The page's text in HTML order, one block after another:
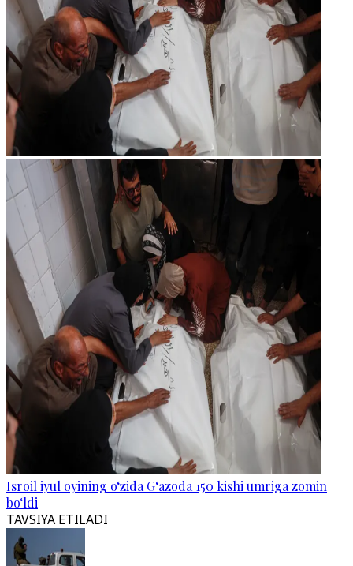
Isroil iyul oyining o‘zida G‘azoda 150 kishi umriga zomin
bo‘ldi
TAVSIYA ETILADI